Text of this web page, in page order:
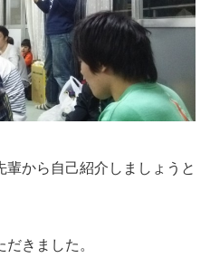
から自己紹介しましょうと
きました。